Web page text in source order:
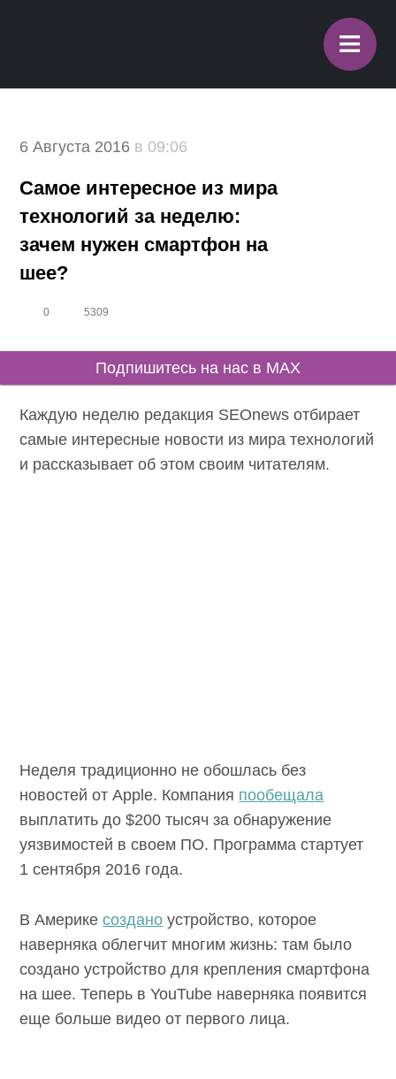
≡
6 Августа 2016 в 09:06
Самое интересное из мира
технологий за неделю:
зачем нужен смартфон на
шее?
0 5309
Подпишитесь на нас в MAX
Каждую неделю редакция SEOnews отбирает
самые интересные новости из мира технологий
и рассказывает об этом своим читателям.
Неделя традиционно не обошлась без
новостей от Apple. Компания пообещала
выплатить до $200 тысяч за обнаружение
уязвимостей в своем ПО. Программа стартует
1 сентября 2016 года.
В Америкесоздано устройство, которое
наверняка облегчит многим жизнь: там было
создано устройство для крепления смартфона
на шее. Теперь в YouTube наверняка появится
еще больше видео от первого лица.